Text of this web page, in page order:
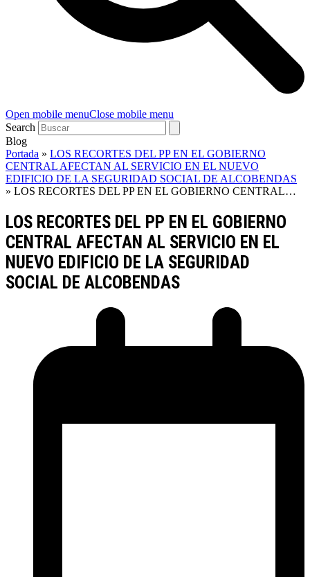
Open mobile menuClose mobile menu
Search
Blog
Portada » LOS RECORTES DEL PP EN EL GOBIERNO
CENTRAL AFECTAN AL SERVICIO EN EL NUEVO
EDIFICIO DE LA SEGURIDAD SOCIAL DE ALCOBENDAS
» LOS RECORTES DEL PP EN EL GOBIERNO CENTRAL…
LOS RECORTES DEL PP EN EL GOBIERNO
CENTRAL AFECTAN AL SERVICIO EN EL
NUEVO EDIFICIO DE LA SEGURIDAD
SOCIAL DE ALCOBENDAS